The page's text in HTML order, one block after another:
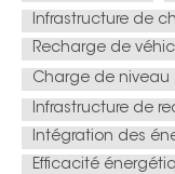
et éo...
Infrastructure de
Recharge de
Charge de niveau 1
Infrastructure de
Intégration des
Efficacité